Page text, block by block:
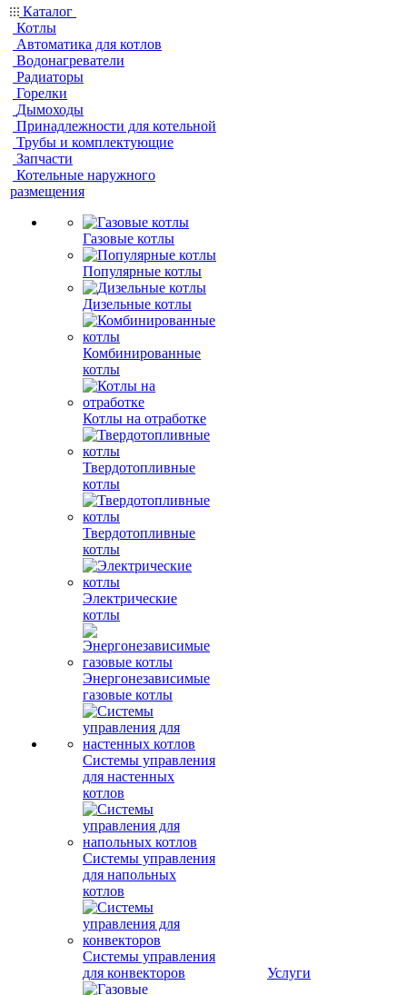
Каталог
Котлы
Автоматика для котлов
Водонагреватели
Радиаторы
Горелки
Дымоходы
Принадлежности для котельной
Трубы и комплектующие
Запчасти
Котельные наружного
размещения
Газовые котлы
Популярные котлы
Дизельные котлы
Комбинированные
котлы
Котлы на отработке
Твердотопливные
котлы
Твердотопливные
котлы
Электрические
котлы
Энергонезависимые
газовые котлы
Системы управления
для настенных
котлов
Системы управления
для напольных
котлов
Системы управления
для конвекторов
Услуги